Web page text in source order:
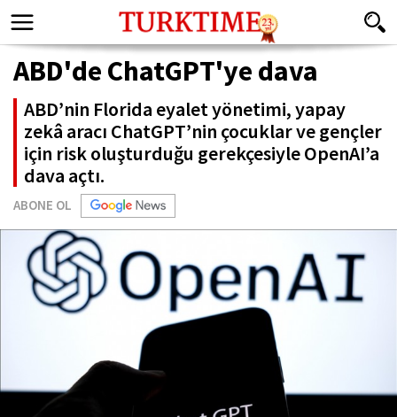
ABD'de ChatGPT'ye dava
ABD’nin Florida eyalet yönetimi, yapay
zekâ aracı ChatGPT’nin çocuklar ve gençler
için risk oluşturduğu gerekçesiyle OpenAI’a
dava açtı.
ABONE OL